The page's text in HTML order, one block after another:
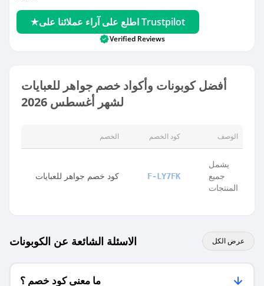
اطلع على آراء عملائنا على Trustpilot
Verified Reviews
أفضل كوبونات وأكواد خصم جواهر للعبايات
لشهر أغسطس 2026
الخصم كود الخصم الوصف
كود خصم جواهر للعبايات F-LY7FK
يشمل
جميع
المنتجات
الاسئلة الشائعة عن الكوبونات عرض الكل
ما معنى كود خصم ؟